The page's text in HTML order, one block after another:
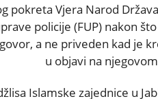
pokreta Vjera Narod
policije (FUP) nakon
a ne priveden kad je
u objavi na
Islamske zajednice u